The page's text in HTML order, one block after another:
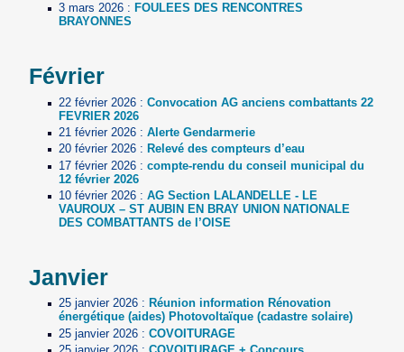
3 mars 2026: FOULEES DES RENCONTRES
BRAYONNES
Février
22 février 2026: Convocation AG anciens combattants 22
FEVRIER 2026
21 février 2026: Alerte Gendarmerie
20 février 2026: Relevé des compteurs d’eau
17 février 2026: compte-rendu du conseil municipal du
12 février 2026
10 février 2026: AG Section LALANDELLE - LE
VAUROUX – ST AUBIN EN BRAY UNION NATIONALE
DES COMBATTANTS de l’OISE
Janvier
25 janvier 2026: Réunion information Rénovation
énergétique (aides) Photovoltaïque (cadastre solaire)
25 janvier 2026: COVOITURAGE